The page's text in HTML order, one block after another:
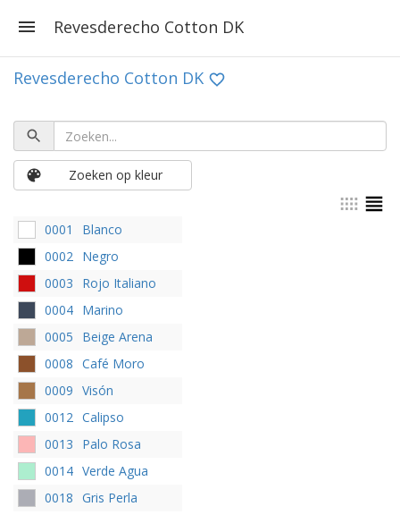
Revesderecho Cotton DK
Revesderecho Cotton DK
Zoeken op kleur
0001
Blanco
0002 Negro
0003
Rojo Italiano
0004 Marino
0005
Beige Arena
0008 Café Moro
0009 Visón
0012 Calipso
0013
Palo Rosa
0014 Verde Agua
0018 Gris Perla